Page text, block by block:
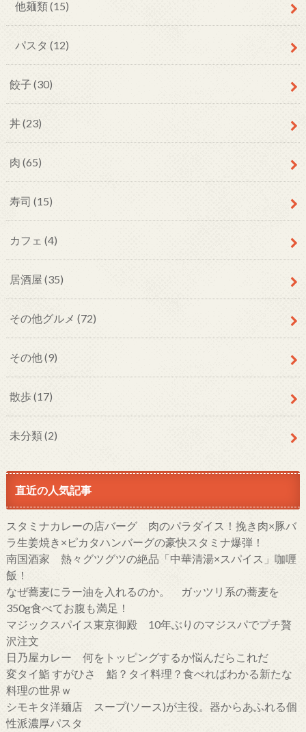
他麺類(15)
パスタ (12)
餃子 (30)
丼(23)
肉 (65)
寿司 (15)
カフェ (4)
居酒屋 (35)
その他グルメ (72)
その他(9)
散歩(17)
未分類(2)
直近の人気記事
スタミナカレーの店バーグ 肉のパラダイス！挽き肉×豚バ
ラ生姜焼き×ピカタハンバーグの豪快スタミナ爆弾！
南国酒家 熱々グツグツの絶品「中華清湯×スパイス」咖喱
飯！
なぜ蕎麦にラー油を入れるのか。 ガッツリ系の蕎麦を
350g食べてお腹も満足！
マジックスパイス東京御殿 10年ぶりのマジスパでプチ贅
沢注文
日乃屋カレー 何をトッピングするか悩んだらこれだ
変タイ鮨 すがひさ 鮨？タイ料理？食べればわかる新たな
料理の世界ｗ
シモキタ洋麺店 スープ(ソース)が主役。器からあふれる個
性派濃厚パスタ